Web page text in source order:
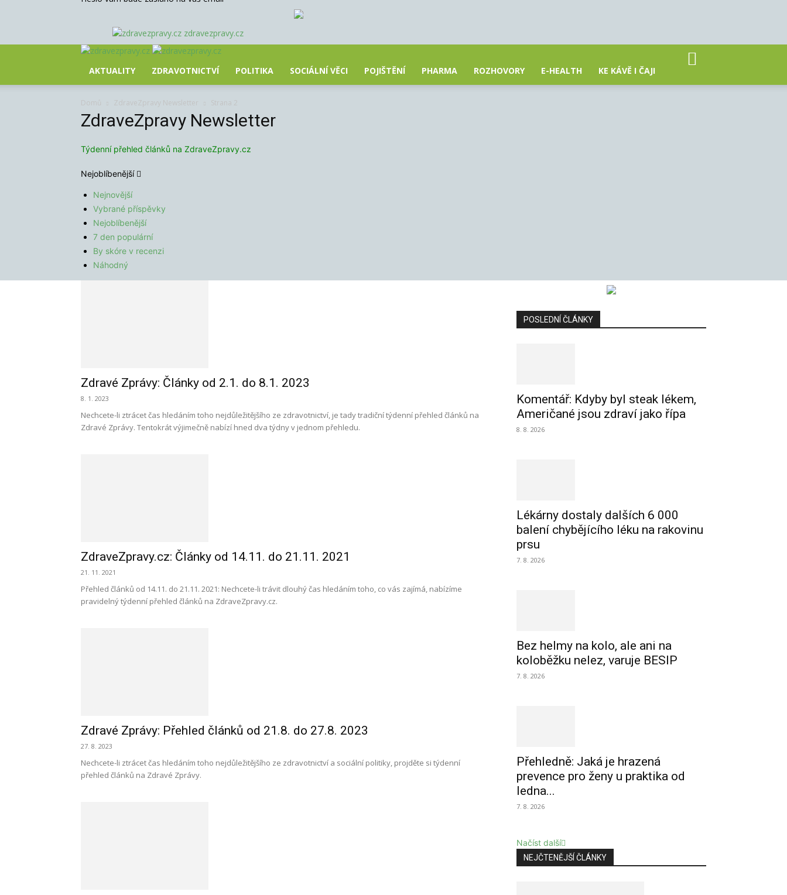
zdravezpravy.cz
AKTUALITY ZDRAVOTNICTVÍ POLITIKA SOCIÁLNÍ VĚCI POJIŠTĚNÍ PHARMA ROZHOVORY E-HEALTH KE KÁVĚ I ČAJI
Domů ZdraveZpravy Newsletter Strana 2
ZdraveZpravy Newsletter
Týdenní přehled článků na ZdraveZpravy.cz
Nejoblíbenější
Nejnovější
Vybrané příspěvky
Nejoblíbenější
7 den populární
By skóre v recenzi
Náhodný
Zdravé Zprávy: Články od 2.1. do 8.1. 2023
8. 1. 2023
Nechcete-li ztrácet čas hledáním toho nejdůležitějšího ze zdravotnictví, je tady tradiční týdenní přehled článků na
Zdravé Zprávy. Tentokrát výjimečně nabízí hned dva týdny v jednom přehledu.
ZdraveZpravy.cz: Články od 14.11. do 21.11. 2021
21. 11. 2021
Přehled článků od 14.11. do 21.11. 2021: Nechcete-li trávit dlouhý čas hledáním toho, co vás zajímá, nabízíme
pravidelný týdenní přehled článků na ZdraveZpravy.cz.
Zdravé Zprávy: Přehled článků od 21.8. do 27.8. 2023
27. 8. 2023
Nechcete-li ztrácet čas hledáním toho nejdůležitějšího ze zdravotnictví a sociální politiky, projděte si týdenní
přehled článků na Zdravé Zprávy.
POSLEDNÍ ČLÁNKY
Komentář: Kdyby byl steak lékem,
Američané jsou zdraví jako řípa
8. 8. 2026
Lékárny dostaly dalších 6 000
balení chybějícího léku na rakovinu
prsu
7. 8. 2026
Bez helmy na kolo, ale ani na
koloběžku nelez, varuje BESIP
7. 8. 2026
Přehledně: Jaká je hrazená
prevence pro ženy u praktika od
ledna...
7. 8. 2026
Načíst další
NEJČTENĚJŠÍ ČLÁNKY